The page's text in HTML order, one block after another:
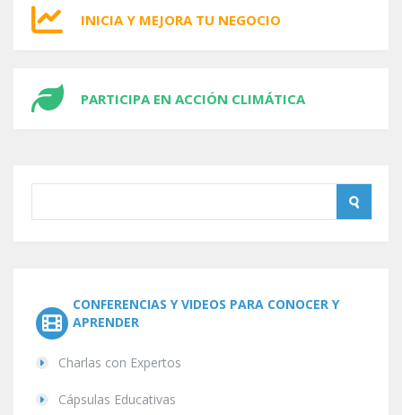
INICIA Y MEJORA TU NEGOCIO
PARTICIPA EN ACCIÓN CLIMÁTICA
CONFERENCIAS Y VIDEOS PARA CONOCER Y
APRENDER
Charlas con Expertos
Cápsulas Educativas